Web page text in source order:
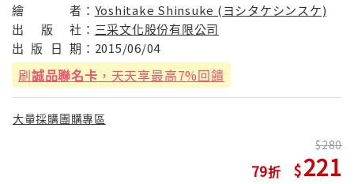
繪
者： Yoshitake Shinsuke (ヨシタケシンスケ)
出
版 社： 三采文化股份有限公司
出 版 日 期： 2015/06/04
刷誠品聯名卡 ，天天享最高7%回饋
大量採購團購專區
79
280
221